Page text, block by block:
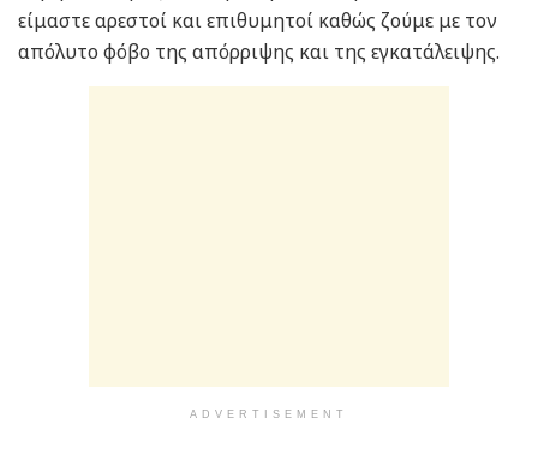
είμαστε αρεστοί και επιθυμητοί καθώς ζούμε με τον
απόλυτο φόβο της απόρριψης και της εγκατάλειψης.
ADVERTISEMENT